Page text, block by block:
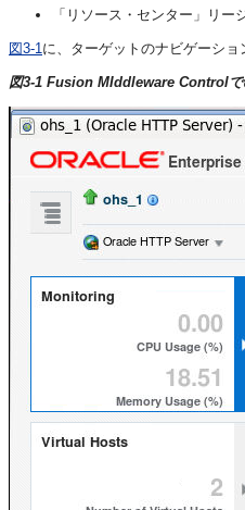
「リソース・センター」リ
図3-1 に、ターゲットのナビゲーシ
図3-1 Fusion MIddleware Control